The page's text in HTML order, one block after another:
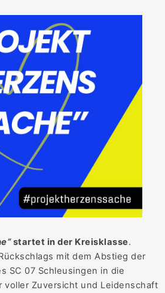
startet in der Kreisklasse.
mit dem Abstieg der
SC 07 Schleusingen in die
voller Zuversicht und Leidenschaft